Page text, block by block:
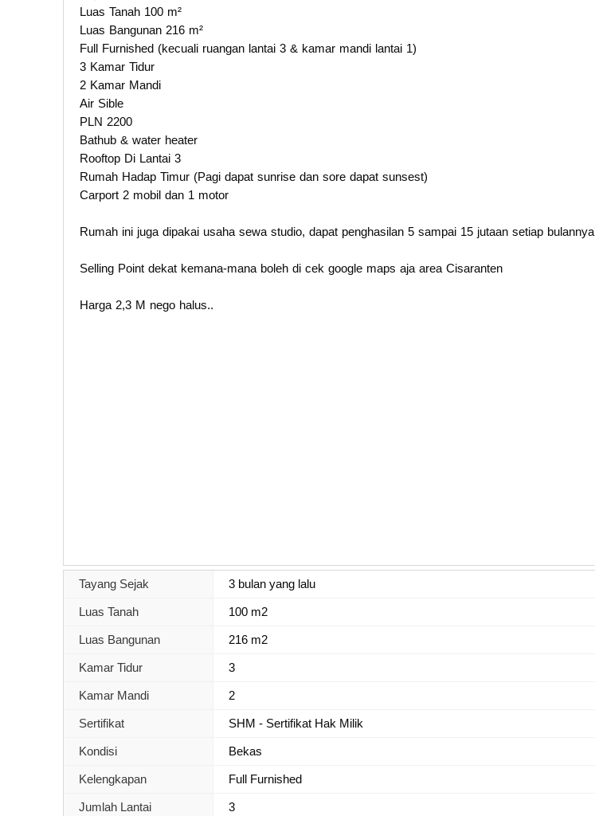
Luas Tanah 100 m²
Luas Bangunan 216 m²
Full Furnished (kecuali ruangan lantai 3 & kamar mandi lantai 1)
3 Kamar Tidur
2 Kamar Mandi
Air Sible
PLN 2200
Bathub & water heater
Rooftop Di Lantai 3
Rumah Hadap Timur (Pagi dapat sunrise dan sore dapat sunsest)
Carport 2 mobil dan 1 motor
Rumah ini juga dipakai usaha sewa studio, dapat penghasilan 5 sampai 15 jutaan setiap bulannya
Selling Point dekat kemana-mana boleh di cek google maps aja area Cisaranten
Harga 2,3 M nego halus..
Tayang Sejak 3 bulan yang lalu
Luas Tanah 100 m2
Luas Bangunan 216 m2
Kamar Tidur 3
Kamar Mandi 2
Sertifikat SHM - Sertifikat Hak Milik
Kondisi Bekas
Kelengkapan Full Furnished
Jumlah Lantai 3